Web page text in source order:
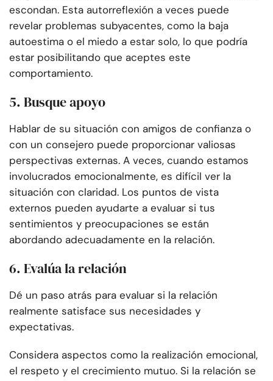
escondan. Esta autorreflexión a veces puede
revelar problemas subyacentes, como la baja
autoestima o el miedo a estar solo, lo que podría
estar posibilitando que aceptes este
comportamiento.
5. Busque apoyo
Hablar de su situación con amigos de confianza o
con un consejero puede proporcionar valiosas
perspectivas externas. A veces, cuando estamos
involucrados emocionalmente, es difícil ver la
situación con claridad. Los puntos de vista
externos pueden ayudarte a evaluar si tus
sentimientos y preocupaciones se están
abordando adecuadamente en la relación.
6. Evalúa la relación
Dé un paso atrás para evaluar si la relación
realmente satisface sus necesidades y
expectativas.
Considera aspectos como la realización emocional,
el respeto y el crecimiento mutuo. Si la relación se